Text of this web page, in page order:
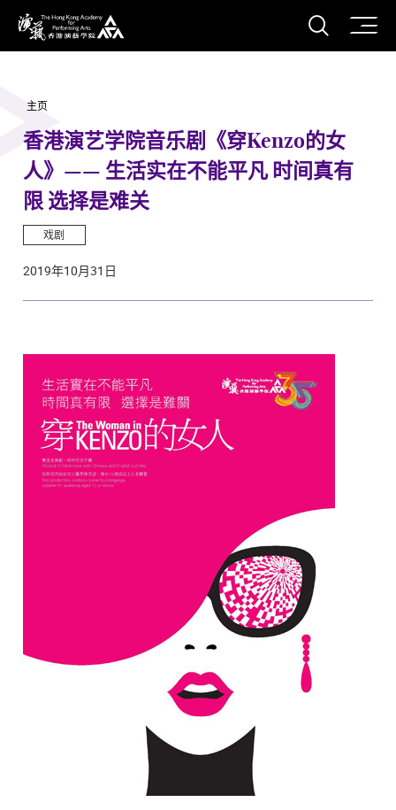
香港演艺学院
打开
主页
香港演艺学院音乐剧《穿Kenzo的女
人》—— 生活实在不能平凡 时间真有
限 选择是难关
戏剧
2019年10月31日